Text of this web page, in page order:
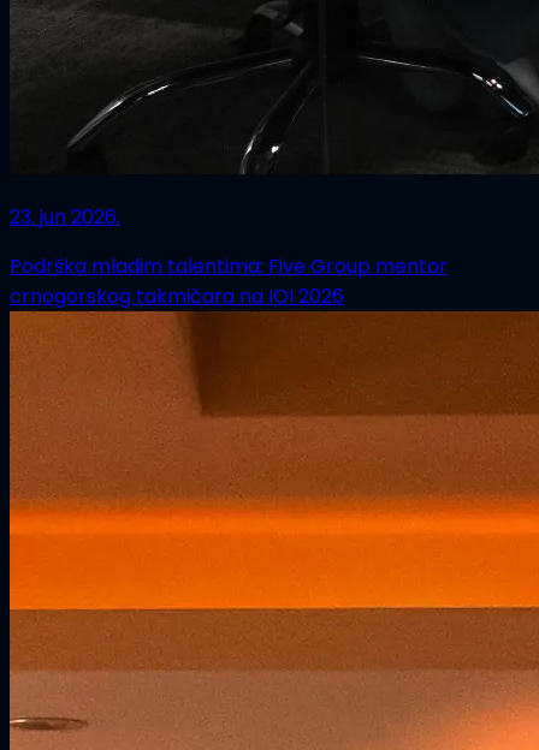
23. jun 2026.
Podrška mladim talentima: Five Group mentor
crnogorskog takmičara na IOI 2026